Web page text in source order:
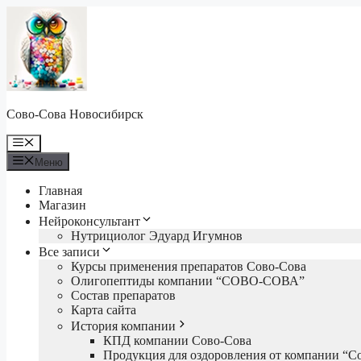
Перейти
содержимому
Сово-Сова Новосибирск
Меню
Меню
Главная
Магазин
Нейроконсультант
Нутрициолог Эдуард Игумнов
Все записи
Курсы применения препаратов Сово-Сова
Олигопептиды компании “СОВО-СОВА”
Состав препаратов
Карта сайта
История компании
КПД компании Сово-Сова
Продукция для оздоровления от компании